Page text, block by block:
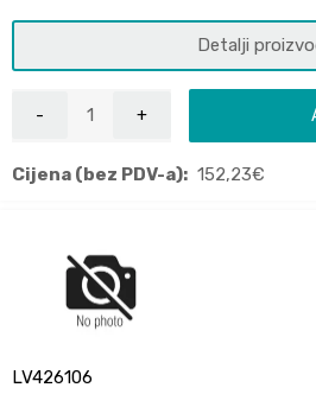
Detalji
Cijena (bez PDV-a): 152,23€
LV426106